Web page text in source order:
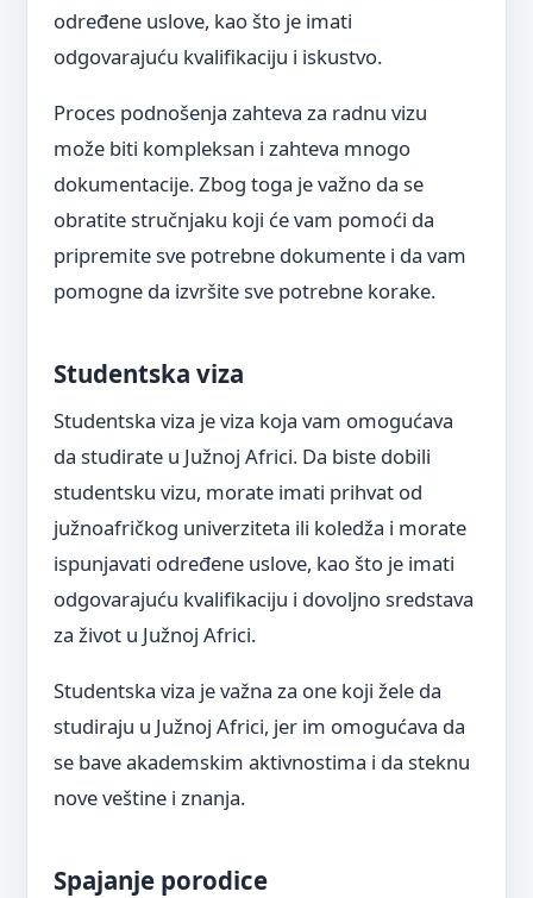
određene uslove, kao što je imati
odgovarajuću kvalifikaciju i iskustvo.
Proces podnošenja zahteva za radnu vizu
može biti kompleksan i zahteva mnogo
dokumentacije. Zbog toga je važno da se
obratite stručnjaku koji će vam pomoći da
pripremite sve potrebne dokumente i da vam
pomogne da izvršite sve potrebne korake.
Studentska viza
Studentska viza je viza koja vam omogućava
da studirate u Južnoj Africi. Da biste dobili
studentsku vizu, morate imati prihvat od
južnoafričkog univerziteta ili koledža i morate
ispunjavati određene uslove, kao što je imati
odgovarajuću kvalifikaciju i dovoljno sredstava
za život u Južnoj Africi.
Studentska viza je važna za one koji žele da
studiraju u Južnoj Africi, jer im omogućava da
se bave akademskim aktivnostima i da steknu
nove veštine i znanja.
Spajanje porodice